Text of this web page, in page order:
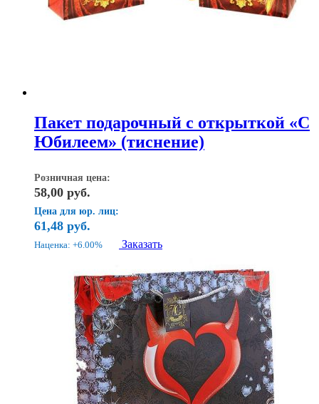
Пакет подарочный с открыткой «С
Юбилеем» (тиснение)
Розничная цена:
58,00 руб.
Цена для юр. лиц:
61,48 руб.
Наценка: +6.00% Заказать